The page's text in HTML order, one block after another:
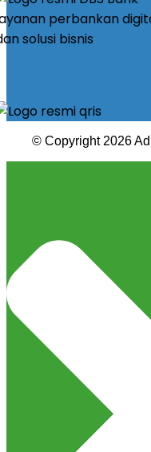
© Copyright 2026